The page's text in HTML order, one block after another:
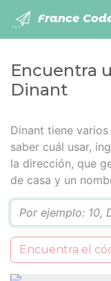
France
Encuentra
Dinant
Dinant tiene
saber cuál usar,
la dirección, que
de casa y un
Encuentra el